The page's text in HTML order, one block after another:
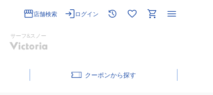
店舗検索 ログイン
サーフ&スノー
クーポン